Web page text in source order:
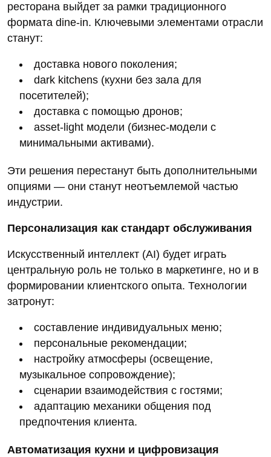
ресторана выйдет за рамки традиционного
формата dine‑in. Ключевыми элементами отрасли
станут:
доставка нового поколения;
dark kitchens (кухни без зала для
посетителей);
доставка с помощью дронов;
asset‑light модели (бизнес‑модели с
минимальными активами).
Эти решения перестанут быть дополнительными
опциями — они станут неотъемлемой частью
индустрии.
Персонализация как стандарт обслуживания
Искусственный интеллект (AI) будет играть
центральную роль не только в маркетинге, но и в
формировании клиентского опыта. Технологии
затронут:
составление индивидуальных меню;
персональные рекомендации;
настройку атмосферы (освещение,
музыкальное сопровождение);
сценарии взаимодействия с гостями;
адаптацию механики общения под
предпочтения клиента.
Автоматизация кухни и цифровизация